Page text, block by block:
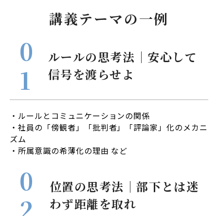
講義テーマの一例
ルールの思考法｜安心して
信号を渡らせよ
・ルールとコミュニケーションの関係
・社員の「傍観者」「批判者」「評論家」化のメカニ
ズム
・所属意識の希薄化の理由 など
位置の思考法｜部下とは迷
わず距離を取れ